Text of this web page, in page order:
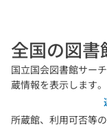
全国の図書
国立国会図書館サー
蔵情報を表示します。
所蔵館、利用可否等